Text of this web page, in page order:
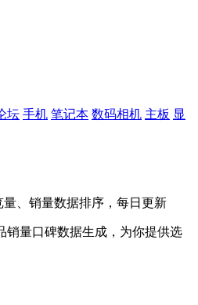
坛 手机 笔记本 数码相机 主板 显
、销量数据排序，每日更新
销量口碑数据生成，为你提供选